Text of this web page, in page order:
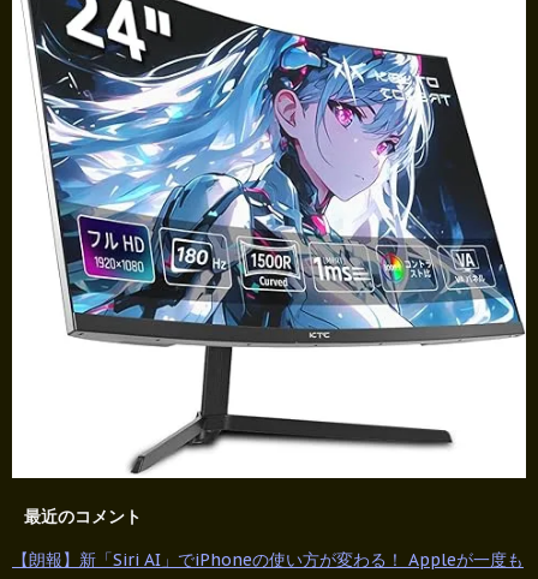
最近のコメント
【朗報】新「Siri AI」でiPhoneの使い方が変わる！ Appleが一度も